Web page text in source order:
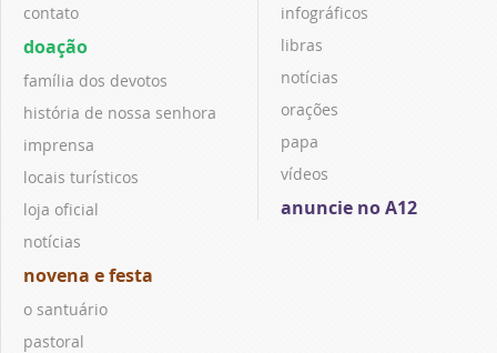
contato
doação
família dos devotos
história de nossa senhora
imprensa
locais turísticos
loja oficial
notícias
novena e festa
o santuário
pastoral
infográficos
libras
notícias
orações
papa
vídeos
anuncie no A12